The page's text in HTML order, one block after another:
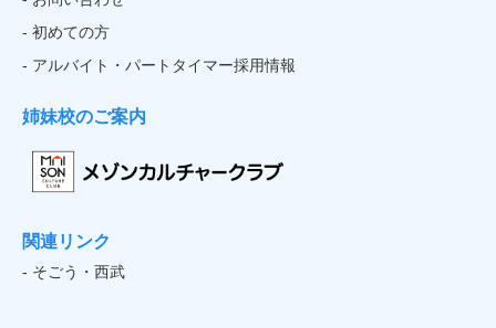
- 初めての方
- アルバイト・パートタイマー採用情報
姉妹校のご案内
関連リンク
- そごう・西武